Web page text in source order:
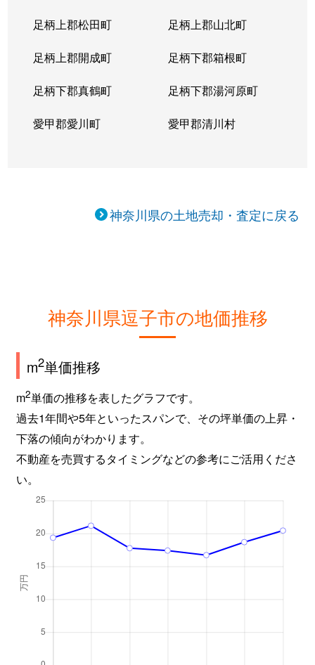
足柄上郡松田町 足柄上郡山北町
足柄上郡開成町 足柄下郡箱根町
足柄下郡真鶴町 足柄下郡湯河原町
愛甲郡愛川町 愛甲郡清川村
神奈川県の土地売却・査定に戻る
神奈川県逗子市の地価推移
m2単価推移
m2単価の推移を表したグラフです。
過去1年間や5年といったスパンで、その坪単価の上昇・
下落の傾向がわかります。
不動産を売買するタイミングなどの参考にご活用くださ
い。